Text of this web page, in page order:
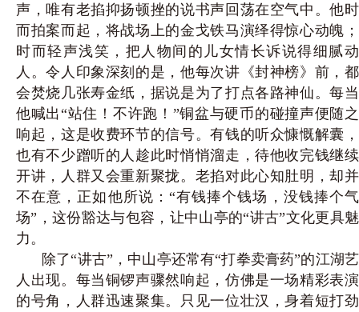
声，唯有老掐抑扬顿挫的说书声回荡在空气中。他时
而拍案而起，将战场上的金戈铁马演绎得惊心动魄；
时而轻声浅笑，把人物间的儿女情长诉说得细腻动
人。令人印象深刻的是，他每次讲《封神榜》前，都
会焚烧几张寿金纸，据说是为了打点各路神仙。每当
他喊出“站住！不许跑！”铜盆与硬币的碰撞声便随之
响起，这是收费环节的信号。有钱的听众慷慨解囊，
也有不少蹭听的人趁此时悄悄溜走，待他收完钱继续
开讲，人群又会重新聚拢。老掐对此心知肚明，却并
不在意，正如他所说：“有钱捧个钱场，没钱捧个气
场”，这份豁达与包容，让中山亭的“讲古”文化更具魅
力。
除了“讲古”，中山亭还常有“打拳卖膏药”的江湖艺
人出现。每当铜锣声骤然响起，仿佛是一场精彩表演
的号角，人群迅速聚集。只见一位壮汉，身着短打劲